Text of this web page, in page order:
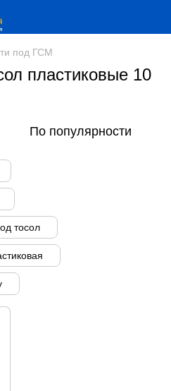
под ГСМ
пластиковые 10
По популярности
тосол